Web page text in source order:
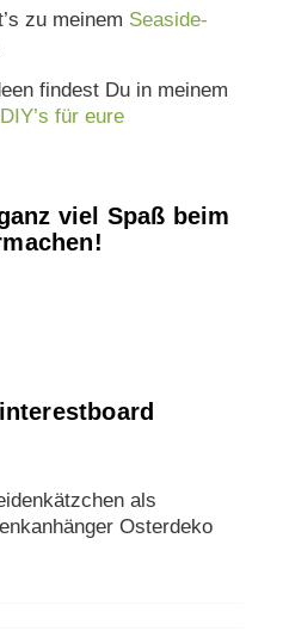
zu meinem Seaside-
findest Du in meinem
für eure
viel Spaß beim